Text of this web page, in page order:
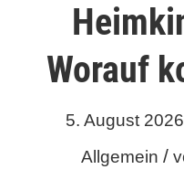
Worauf
5. August 2026
Allgemein /